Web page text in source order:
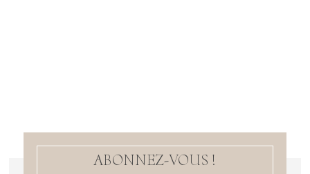
ABONNEZ-VOUS !